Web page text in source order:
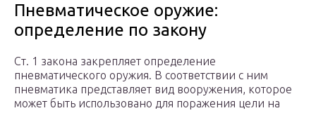
Пневматическое оружие:
определение по закону
Ст. 1 закона закрепляет определение
пневматического оружия. В соответствии с ним
пневматика представляет вид вооружения, которое
может быть использовано для поражения цели на